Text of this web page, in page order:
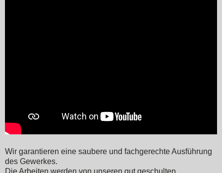
Wir garantieren eine saubere und fachgerechte Ausführung
des Gewerkes.
Die Arbeiten werden von unseren gut geschulten